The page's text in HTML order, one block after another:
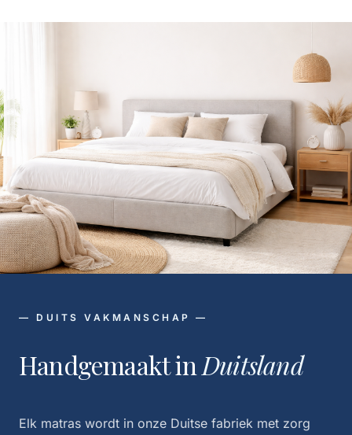
— DUITS VAKMANSCHAP —
Handgemaakt in Duitsland
Elk matras wordt in onze Duitse fabriek met zorg